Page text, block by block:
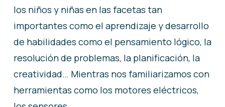
los niños y niñas en las facetas tan
importantes como el aprendizaje y desarrollo
de habilidades como el pensamiento lógico, la
resolución de problemas, la planificación, la
creatividad… Mientras nos familiarizamos con
herramientas como los motores eléctricos,